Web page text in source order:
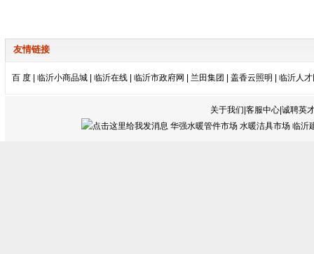
友情链接
百 度 临沂小商品城 临沂在线 临沂市政府网 兰田集团 盖香云照明 临沂人
关于我们|客服中心|诚聘英
华强水暖管件市场 水暖洁具市场 临沂